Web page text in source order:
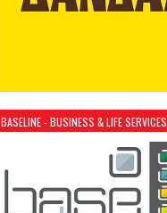
BASELINE - BUSINESS & LIFE SERVICES